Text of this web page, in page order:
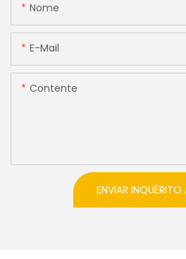
Nome
E-Mail
Contente
ENVIAR